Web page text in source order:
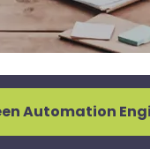
Automation